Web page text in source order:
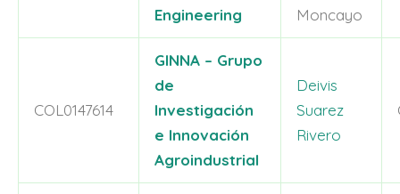
Engineering
Moncayo
COL0147614
GINNA – Grupo
de
Investigación
e Innovación
Agroindustrial
Deivis
Suarez
Rivero